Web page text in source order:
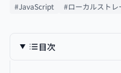
#JavaScript #ローカルストレ
目次